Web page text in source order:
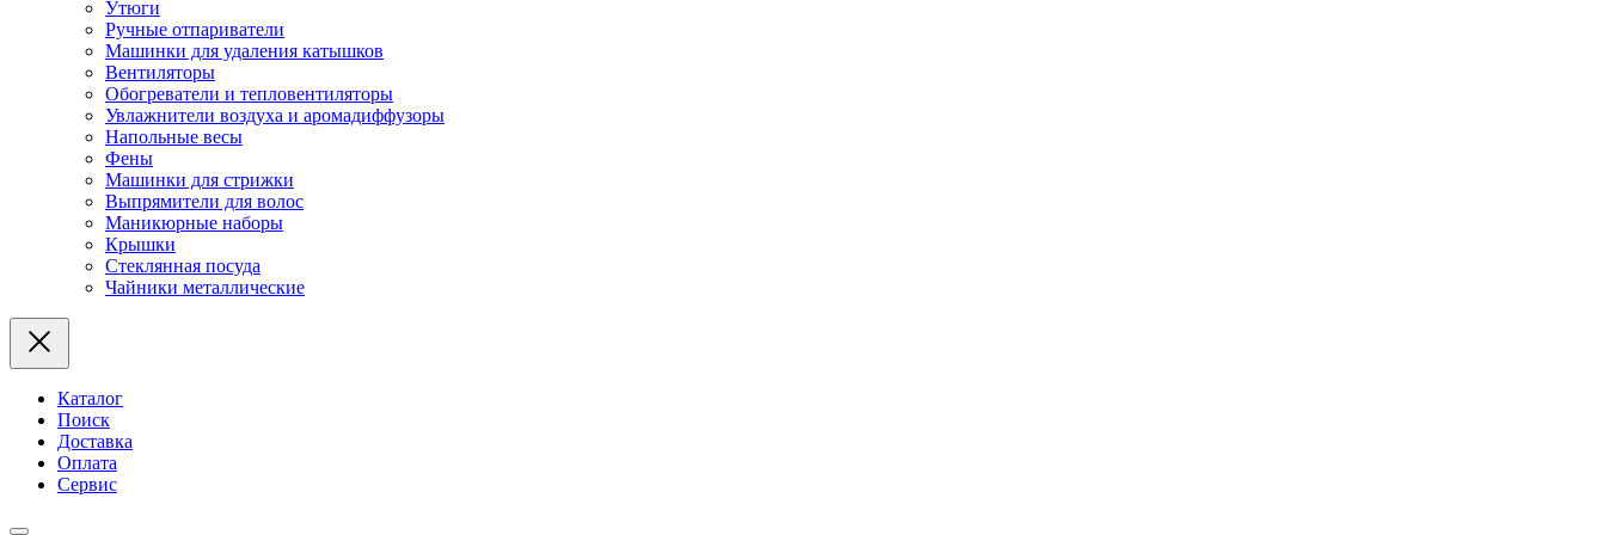
Утюги
Ручные отпариватели
Машинки для удаления катышков
Вентиляторы
Обогреватели и тепловентиляторы
Увлажнители воздуха и аромадиффузоры
Напольные весы
Фены
Машинки для стрижки
Выпрямители для волос
Маникюрные наборы
Крышки
Стеклянная посуда
Чайники металлические
Каталог
Поиск
Доставка
Оплата
Сервис